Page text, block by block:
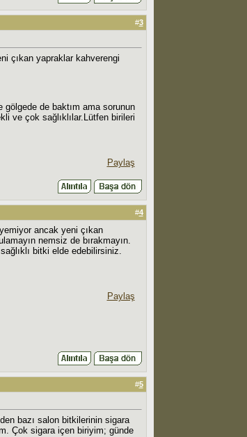
#3
çıkan yapraklar kahverengi
gölgede de baktım ama sorunun
ve çok sağlıklılar.Lütfen birileri
Paylaş
#4
ancak yeni çıkan
nemsiz de bırakmayın.
bitki elde edebilirsiniz.
Paylaş
#5
bazı salon bitkilerinin sigara
Çok sigara içen biriyim; günde